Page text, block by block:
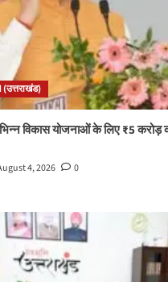
विकास योजनाओं के लिए ₹5 करोड़
4, 2026 0